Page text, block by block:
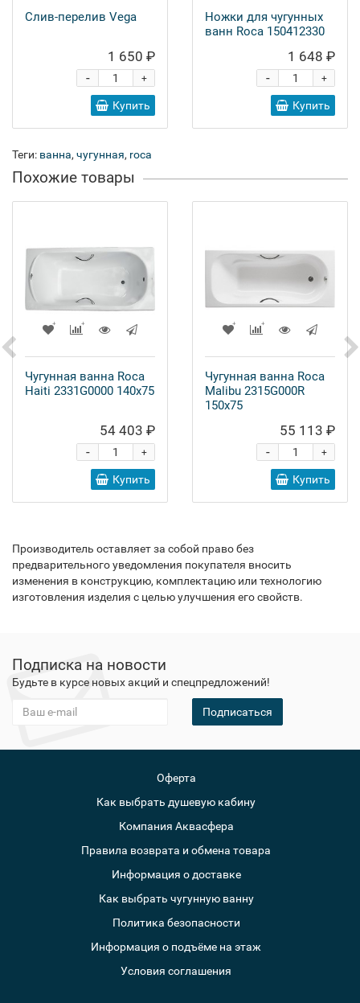
Слив-перелив Vega
1 650 ₽
+
-
Купить
Ножки для чугунных
ванн Roca 150412330
1 648 ₽
+
-
Купить
Теги: ванна, чугунная, roca
Похожие товары
Чугунная ванна Roca
Haiti 2331G0000 140x75
54 403 ₽
+
-
Купить
Чугунная ванна Roca
Malibu 2315G000R
150x75
55 113 ₽
+
-
Купить
Производитель оставляет за собой право без
предварительного уведомления покупателя вносить
изменения в конструкцию, комплектацию или технологию
изготовления изделия с целью улучшения его свойств.
Подписка на новости
Будьте в курсе новых акций и спецпредложений!
Подписаться
Оферта
Как выбрать душевую кабину
Компания Аквасфера
Правила возврата и обмена товара
Информация о доставке
Как выбрать чугунную ванну
Политика безопасности
Информация о подъёме на этаж
Условия соглашения